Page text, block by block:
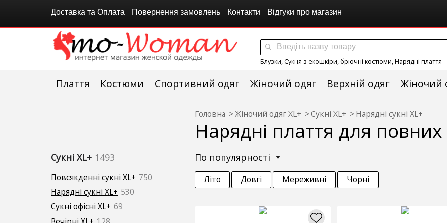
Доставка та Оплата Повернення замовлень Контакти Відгуки про магазин
Блузки, Сукня з екошкіри, брючні костюми,Нарядні плаття
Плаття Костюми Спортивний одяг Жіночий одяг Верхній одяг Жіночий
Головна Жіночий одяг XL+ Сукні XL+ Нарядні сукні XL+
Нарядні плаття для повних
Сукні XL+ 1493
Повсякденні сукні XL+ 750
Нарядні сукні XL+ 530
Сукні офісні XL+ 69
Вечірні XL+ 128
по популярності
Літо Довгі Мереживні Чорні